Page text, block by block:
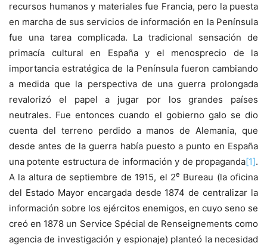
recursos humanos y materiales fue Francia, pero la puesta
en marcha de sus servicios de información en la Península
fue una tarea complicada. La tradicional sensación de
primacía cultural en España y el menosprecio de la
importancia estratégica de la Península fueron cambiando
a medida que la perspectiva de una guerra prolongada
revalorizó el papel a jugar por los grandes países
neutrales. Fue entonces cuando el gobierno galo se dio
cuenta del terreno perdido a manos de Alemania, que
desde antes de la guerra había puesto a punto en España
una potente estructura de información y de propaganda[1].
A la altura de septiembre de 1915, el 2e Bureau (la oficina
del Estado Mayor encargada desde 1874 de centralizar la
información sobre los ejércitos enemigos, en cuyo seno se
creó en 1878 un Service Spécial de Renseignements como
agencia de investigación y espionaje) planteó la necesidad